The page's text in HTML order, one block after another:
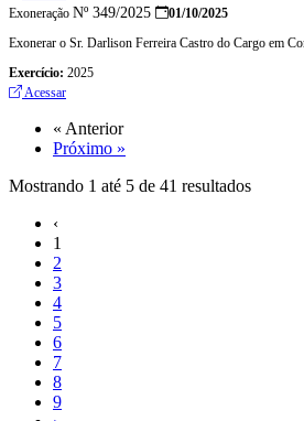
Exoneração Nº 349/2025
01/10/2025
Exonerar o Sr. Darlison Ferreira Castro do Cargo em
Exercício: 2025
Acessar
« Anterior
Próximo »
Mostrando 1 até 5 de 41 resultados
‹
1
2
3
4
5
6
7
8
9